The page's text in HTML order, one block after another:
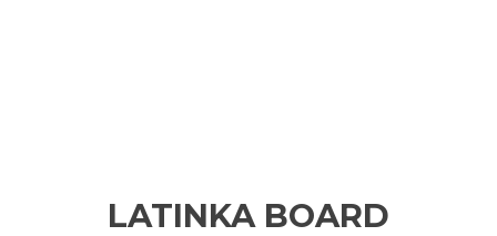
LATINKA BOARD